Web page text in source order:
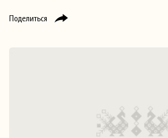
Поделиться